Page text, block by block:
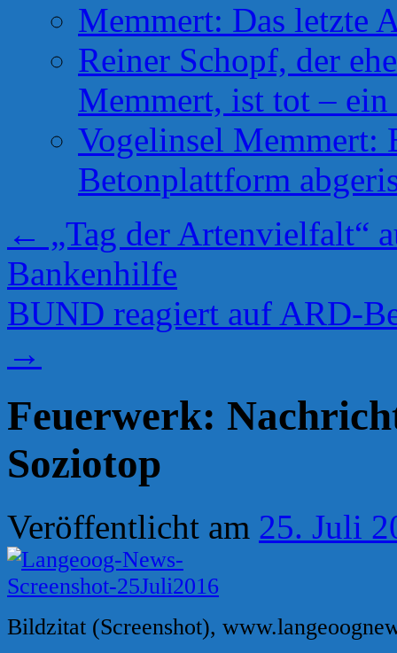
Memmert: Das letzte
Reiner Schopf, der
Memmert, ist tot –
Vogelinsel Memmert:
Betonplattform
← „Tag der Artenvielfalt“
Bankenhilfe
BUND reagiert auf ARD-
→
Feuerwerk:
Soziotop
Veröffentlicht am 25. Juli
Bildzitat (Screenshot),